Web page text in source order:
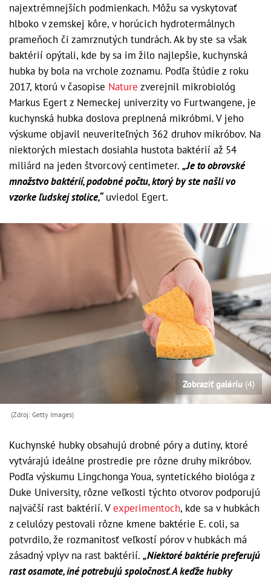
najextrémnejších podmienkach. Môžu sa vyskytovať
hlboko v zemskej kôre, v horúcich hydrotermálnych
prameňoch či zamrznutých tundrách. Ak by ste sa však
baktérií opýtali, kde by sa im žilo najlepšie, kuchynská
hubka by bola na vrchole zoznamu. Podľa štúdie z roku
2017, ktorú v časopise Nature zverejnil mikrobiológ
Markus Egert z Nemeckej univerzity vo Furtwangene, je
kuchynská hubka doslova preplnená mikróbmi. V jeho
výskume objavil neuveriteľných 362 druhov mikróbov. Na
niektorých miestach dosiahla hustota baktérií až 54
miliárd na jeden štvorcový centimeter. „Je to obrovské
množstvo baktérií, podobné počtu, ktorý by ste našli vo
vzorke ľudskej stolice,“uviedol Egert.
Zobraziť galériu (4)
(Zdroj: Getty Images)
Kuchynské hubky obsahujú drobné póry a dutiny, ktoré
vytvárajú ideálne prostredie pre rôzne druhy mikróbov.
Podľa výskumu Lingchonga Youa, syntetického biológa z
Duke University, rôzne veľkosti týchto otvorov podporujú
najväčší rast baktérií. Vexperimentoch, kde sa v hubkách
z celulózy pestovali rôzne kmene baktérie E. coli, sa
potvrdilo, že rozmanitosť veľkostí pórov v hubkách má
zásadný vplyv na rast baktérií. „Niektoré baktérie preferujú
rast osamote, iné potrebujú spoločnosť. A keďže hubky